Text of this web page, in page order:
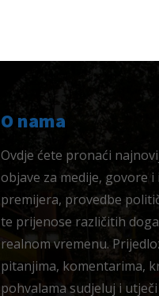
O nama
Ovdje ćete pronaći
objave za medije, govore i
premijera, provedbe
te prijenose različitih
realnom vremenu.
pitanjima, komentarima,
pohvalama sudjeluj i